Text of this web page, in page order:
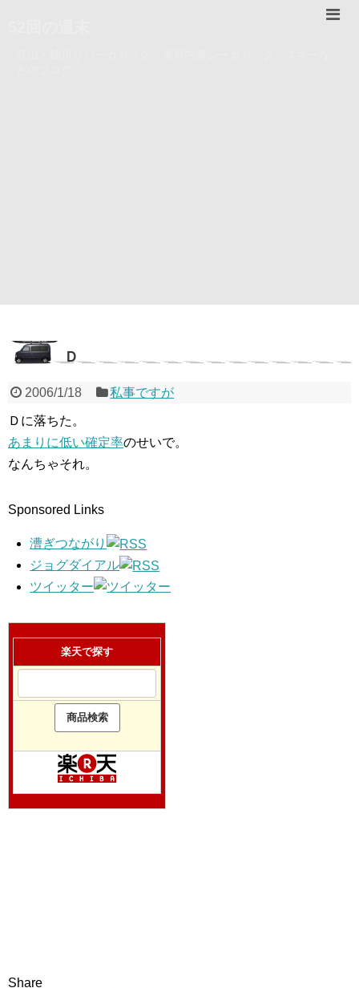
Ｄ
2006/1/18 私事ですが
Ｄに落ちた。
あまりに低い確定率のせいで。
なんちゃそれ。
Sponsored Links
漕ぎつながり
ジョグダイアル
ツイッター
楽天で探す
Share